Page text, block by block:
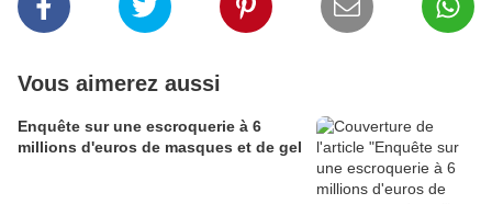
Vous aimerez aussi
Enquête sur une escroquerie à 6
millions d'euros de masques et de gel